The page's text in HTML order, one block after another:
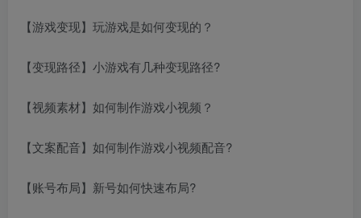
【游戏变现】玩游戏是如何变现的？
【变现路径】小游戏有几种变现路径?
【视频素材】如何制作游戏小视频？
【文案配音】如何制作游戏小视频配音?
【账号布局】新号如何快速布局?